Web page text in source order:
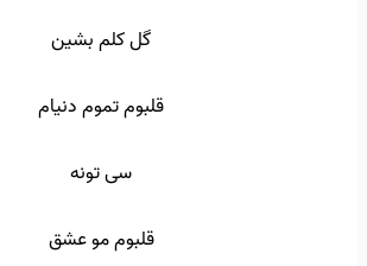
گل کلم بشین
قلبوم تموم دنیام
سی تونه
قلبوم مو عشق